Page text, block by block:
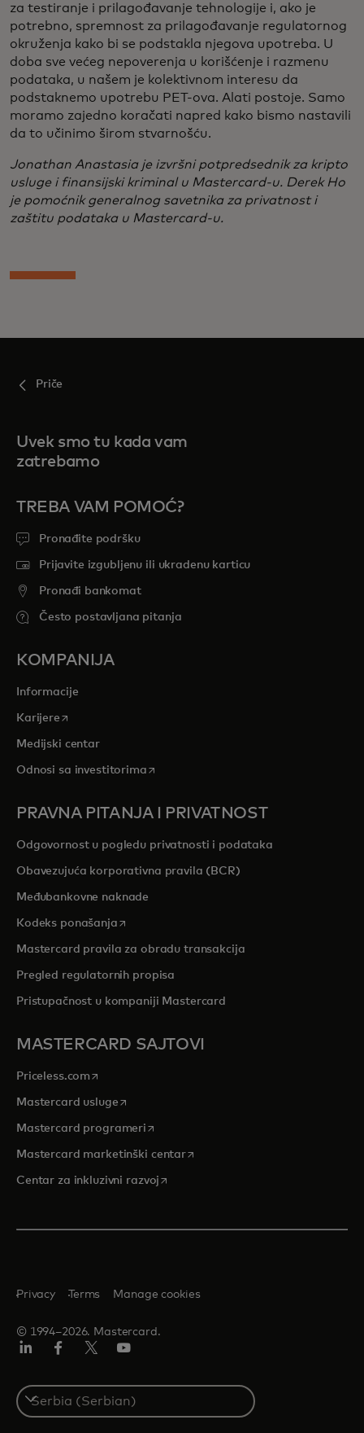
za testiranje i prilagođavanje tehnologije i, ako je
potrebno, spremnost za prilagođavanje regulatornog
okruženja kako bi se podstakla njegova upotreba. U
doba sve većeg nepoverenja u korišćenje i razmenu
podataka, u našem je kolektivnom interesu da
podstaknemo upotrebu PET-ova. Alati postoje. Samo
moramo zajedno koračati napred kako bismo nastavili
da to učinimo širom stvarnošću.
Jonathan Anastasia je izvršni potpredsednik za kripto
usluge i finansijski kriminal u Mastercard-u. Derek Ho
je pomoćnik generalnog savetnika za privatnost i
zaštitu podataka u Mastercard-u.
Priče
Uvek smo tu kada vam
zatrebamo
TREBA VAM POMOĆ?
Pronađite podršku
Prijavite izgubljenu ili ukradenu karticu
Pronađi bankomat
Često postavljana pitanja
KOMPANIJA
Informacije
Karijereopens in a new tab
Medijski centar
Odnosi sa investitorimaopens in a new tab
PRAVNA PITANJA I PRIVATNOST
Odgovornost u pogledu privatnosti i podataka
Obavezujuća korporativna pravila (BCR)
Međubankovne naknade
Kodeks ponašanjaopens in a new tab
Mastercard pravila za obradu transakcija
Pregled regulatornih propisa
Pristupačnost u kompaniji Mastercard
MASTERCARD SAJTOVI
Priceless.com opens in a new tab
Mastercard uslugeopens in a new tab
Mastercard programeri opens in a new tab
Mastercard marketinški centaropens in a new tab
Centar za inkluzivni razvoj opens in a new tab
© 1994–2026. Mastercard.
Privacy Terms Manage cookies
Select
a
country